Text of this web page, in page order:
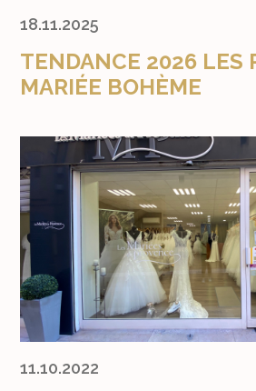
18.11.2025
TENDANCE 2026 LES
MARIÉE BOHÈME
11.10.2022